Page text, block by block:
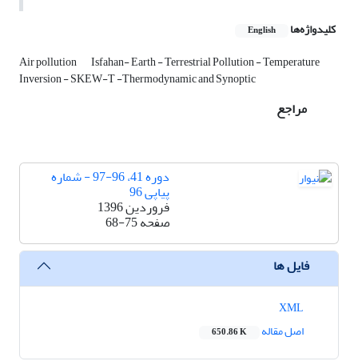
کلیدواژه‌ها English
Air pollution Isfahan- Earth - Terrestrial Pollution - Temperature
Inversion - SKEW-T -Thermodynamic and Synoptic
مراجع
دوره 41، 96-97 - شماره
پیاپی 96
فروردین 1396
صفحه68-75
فایل ها
اصل مقاله
650.86 K